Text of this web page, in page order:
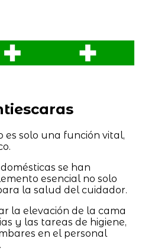
es solo una función vital,
se han
esencial no solo
la salud del cuidador.
la elevación de la cama
y las tareas de higiene,
en el personal